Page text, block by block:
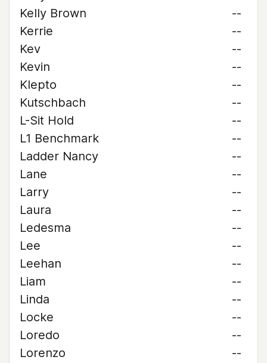
Kelly Brown
--
Kerrie
--
Kev
--
Kevin
--
Klepto
--
Kutschbach
--
L-Sit Hold
--
L1 Benchmark
--
Ladder Nancy
--
Lane
--
Larry
--
Laura
--
Ledesma
--
Lee
--
Leehan
--
Liam
--
Linda
--
Locke
--
Loredo
--
Lorenzo
--